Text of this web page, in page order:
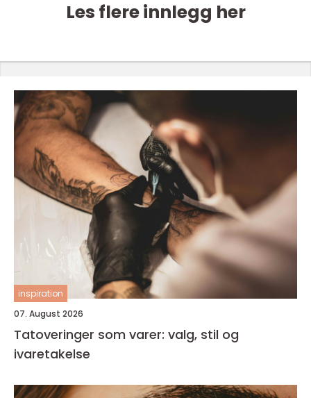
Les flere innlegg her
inspiration
07. August 2026
Tatoveringer som varer: valg, stil og
ivaretakelse